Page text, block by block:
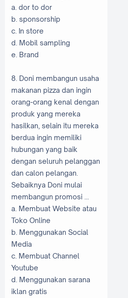
a. dor to dor
b. sponsorship
c. In store
d. Mobil sampling
e. Brand
8. Doni membangun usaha
makanan pizza dan ingin
orang-orang kenal dengan
produk yang mereka
hasilkan, selain itu mereka
berdua ingin memiliki
hubungan yang baik
dengan seluruh pelanggan
dan calon pelangan.
Sebaiknya Doni mulai
membangun promosi …
a. Membuat Website atau
Toko Online
b. Menggunakan Social
Media
c. Membuat Channel
Youtube
d. Menggunakan sarana
iklan gratis